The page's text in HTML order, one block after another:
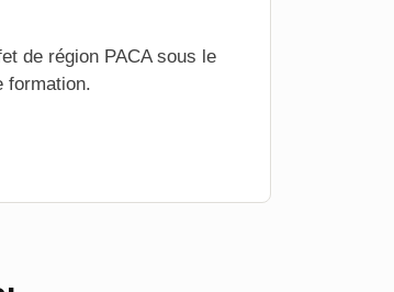
de région PACA sous le
formation.